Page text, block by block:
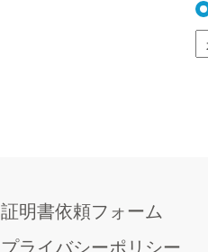
証明書依頼フォーム
プライバシーポリシー